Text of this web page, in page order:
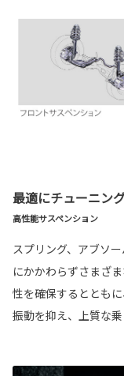
最適にチューニン
高性能サスペンション
スプリング、アブソ
にかかわらずさまざ
性を確保するととも
振動を抑え、上質な